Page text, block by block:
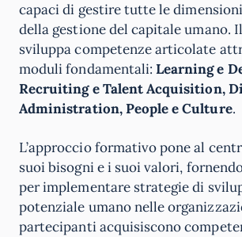
capaci di gestire tutte le
della gestione del capitale umano.
sviluppa competenze articolate
moduli fondamentali:Learning e
Recruiting e Talent Acquisition,
Administration, People e Culture.
L’approccio formativo pone al
suoi bisogni e i suoi valori,
per implementare strategie di
potenziale umano nelle
partecipanti acquisiscono